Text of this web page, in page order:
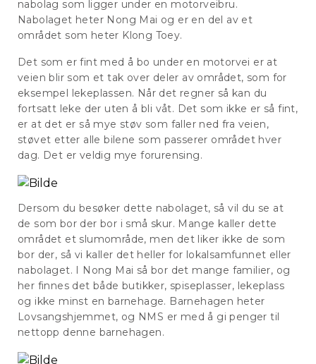
nabolag som ligger under en motorveibru.
Nabolaget heter Nong Mai og er en del av et
området som heter Klong Toey.
Det som er fint med å bo under en motorvei er at
veien blir som et tak over deler av området, som for
eksempel lekeplassen. Når det regner så kan du
fortsatt leke der uten å bli våt. Det som ikke er så fint,
er at det er så mye støv som faller ned fra veien,
støvet etter alle bilene som passerer området hver
dag. Det er veldig mye forurensing.
Dersom du besøker dette nabolaget, så vil du se at
de som bor der bor i små skur. Mange kaller dette
området et slumområde, men det liker ikke de som
bor der, så vi kaller det heller for lokalsamfunnet eller
nabolaget. I Nong Mai så bor det mange familier, og
her finnes det både butikker, spiseplasser, lekeplass
og ikke minst en barnehage. Barnehagen heter
Lovsangshjemmet, og NMS er med å gi penger til
nettopp denne barnehagen.